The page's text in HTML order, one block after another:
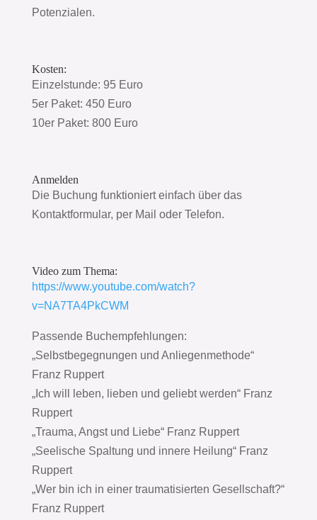
Potenzialen.
Kosten:
Einzelstunde: 95 Euro
5er Paket: 450 Euro
10er Paket: 800 Euro
Anmelden
Die Buchung funktioniert einfach über das
Kontaktformular, per Mail oder Telefon.
Video zum Thema:
https://www.youtube.com/watch?
v=NA7TA4PkCWM
Passende Buchempfehlungen:
„Selbstbegegnungen und Anliegenmethode“
Franz Ruppert
„Ich will leben, lieben und geliebt werden“ Franz
Ruppert
„Trauma, Angst und Liebe“ Franz Ruppert
„Seelische Spaltung und innere Heilung“ Franz
Ruppert
„Wer bin ich in einer traumatisierten Gesellschaft?“
Franz Ruppert